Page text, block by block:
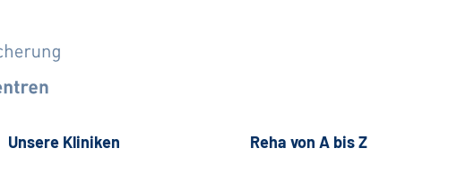
Unsere Kliniken Reha von A bis Z